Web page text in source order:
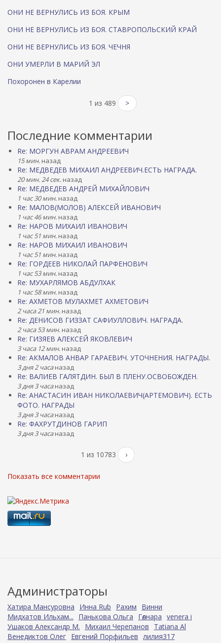
ОНИ НЕ ВЕРНУЛИСЬ ИЗ БОЯ. КРЫМ
ОНИ НЕ ВЕРНУЛИСЬ ИЗ БОЯ. СТАВРОПОЛЬСКИЙ КРАЙ
ОНИ НЕ ВЕРНУЛИСЬ ИЗ БОЯ. ЧЕЧНЯ
ОНИ УМЕРЛИ В МАРИЙ ЭЛ
Похоронен в Карелии
1 из 489 >
Последние комментарии
Re: МОРГУН АВРАМ АНДРЕЕВИЧ
15 мин. назад
Re: МЕДВЕДЕВ МИХАИЛ АНДРЕЕВИЧ.ЕСТЬ НАГРАДА.
20 мин. 24 сек. назад
Re: МЕДВЕДЕВ АНДРЕЙ МИХАЙЛОВИЧ
1 час 30 мин. назад
Re: МАЛОВ(МОЛОВ) АЛЕКСЕЙ ИВАНОВИЧ
1 час 46 мин. назад
Re: НАРОВ МИХАИЛ ИВАНОВИЧ
1 час 51 мин. назад
Re: НАРОВ МИХАИЛ ИВАНОВИЧ
1 час 51 мин. назад
Re: ГОРДЕЕВ НИКОЛАЙ ПАРФЕНОВИЧ
1 час 53 мин. назад
Re: МУХАРЛЯМОВ АБДУЛХАК
1 час 58 мин. назад
Re: АХМЕТОВ МУЛАХМЕТ АХМЕТОВИЧ
2 часа 21 мин. назад
Re: ДЕНИСОВ ГИЗЗАТ САФИУЛЛОВИЧ. НАГРАДА.
2 часа 53 мин. назад
Re: ГИЗЯЕВ АЛЕКСЕЙ ЯКОВЛЕВИЧ
3 часа 12 мин. назад
Re: АКМАЛОВ АНВАР ГАРАЕВИЧ. УТОЧНЕНИЯ. НАГРАДЫ.
3 дня 2 часаназад
Re: ВАЛИЕВ ГАЛЯТДИН. БЫЛ В ПЛЕНУ.ОСВОБОЖДЕН.
3 дня 3 часаназад
Re: АНАСТАСИН ИВАН НИКОЛАЕВИЧ(АРТЕМОВИЧ). ЕСТЬ
ФОТО. НАГРАДЫ
3 дня 3 часаназад
Re: ФАХРУТДИНОВ ГАРИП
3 дня 3 часаназад
1 из 10783 ›
Показать все комментарии
Администраторы
Хатира Мансуровна Инна Rub Рахим
Винни
Мидхатов Ильхам...
Панькова Ольга Гөлнара venera i
Ушаков Александр М.
Михаил Черепанов
Tatiana Al
Венедиктов Олег Евгений Порфильев лилия317